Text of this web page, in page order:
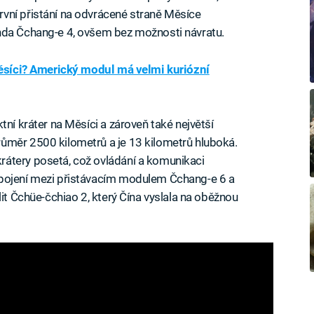
přistání na odvrácené straně Měsíce
Čchang-e 4, ovšem bez možnosti návratu.
Americký modul má velmi kuriózní
kráter na Měsíci a zároveň také největší
2500 kilometrů a je 13 kilometrů hluboká.
posetá, což ovládání a komunikaci
mezi přistávacím modulem Čchang-e 6 a
čchiao 2, který Čína vyslala na oběžnou